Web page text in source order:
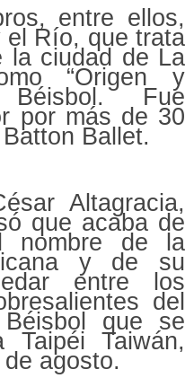
entre ellos,
el Río, que trata
la ciudad de La
“Origen y
Fue
por más de 30
Ballet.
Altagracia,
que acaba de
nombre de la
y de su
entre los
del
que se
Taipéi Taiwán,
agosto.